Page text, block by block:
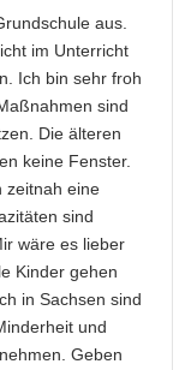
aus.
im Unterricht
Ich bin sehr froh
sind
Die älteren
keine Fenster.
zeitnah eine
sind
wäre es lieber
Kinder gehen
in Sachsen sind
und
Geben